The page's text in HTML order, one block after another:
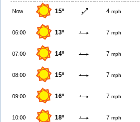
Now 15º 4 mph
06:00 13º 7 mph
07:00 14º 7 mph
08:00 15º 7 mph
09:00 16º 7 mph
10:00 18º 7 mph